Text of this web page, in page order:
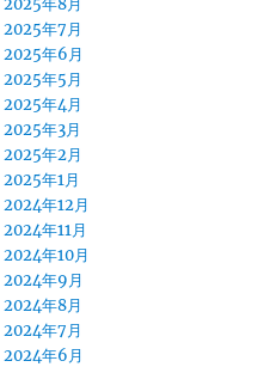
2025年8月
2025年7月
2025年6月
2025年5月
2025年4月
2025年3月
2025年2月
2025年1月
2024年12月
2024年11月
2024年10月
2024年9月
2024年8月
2024年7月
2024年6月